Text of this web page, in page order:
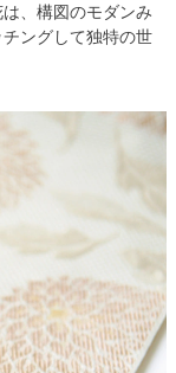
、構図のモダンみ
ングして独特の世